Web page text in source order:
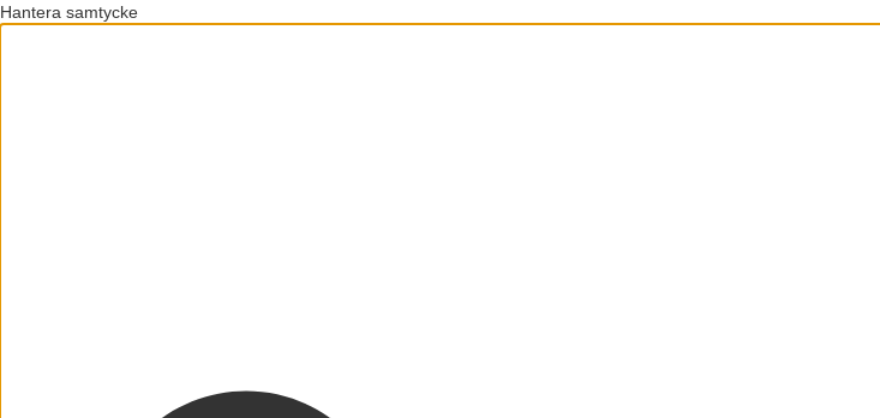
Hantera samtycke